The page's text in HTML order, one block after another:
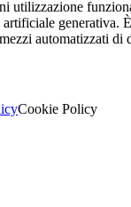
utilizzazione
generativa.
automatizzati di
Cookie Policy